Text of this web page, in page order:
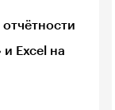
и Excel на